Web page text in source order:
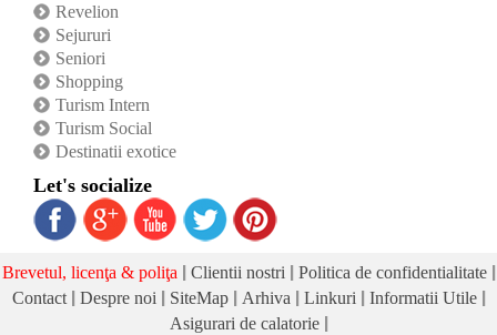
Revelion
Sejururi
Seniori
Shopping
Turism Intern
Turism Social
Destinatii exotice
Let's socialize
Brevetul, licenţa & poliţa | Clientii nostri | Politica de confidentialitate |
Contact | Despre noi | SiteMap | Arhiva | Linkuri | Informatii Utile |
Asigurari de calatorie |